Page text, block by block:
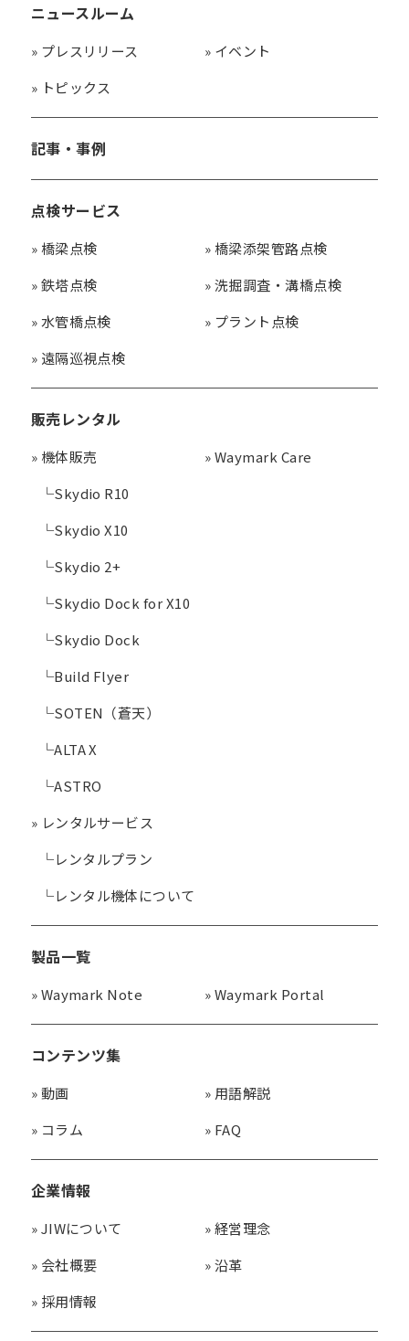
ニュースルーム
» プレスリリース » イベント
» トピックス
記事・事例
点検サービス
»橋梁点検 »橋梁添架管路点検
»鉄塔点検 »洗掘調査・溝橋点検
»水管橋点検 » プラント点検
» 遠隔巡視点検
販売レンタル
» 機体販売
└Skydio R10
└Skydio X10
└Skydio 2+
└Skydio Dock for X10
└Skydio Dock
└Build Flyer
└SOTEN（蒼天）
└ALTA X
└ASTRO
»Waymark Care
» レンタルサービス
└レンタルプラン
└レンタル機体について
製品一覧
»Waymark Note »Waymark Portal
コンテンツ集
»動画 » 用語解説
» コラム » FAQ
企業情報
»JIWについて »経営理念
» 会社概要 »沿革
» 採用情報